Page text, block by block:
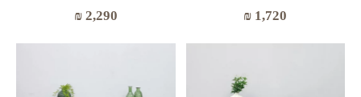
₪ 1,720
₪2,290